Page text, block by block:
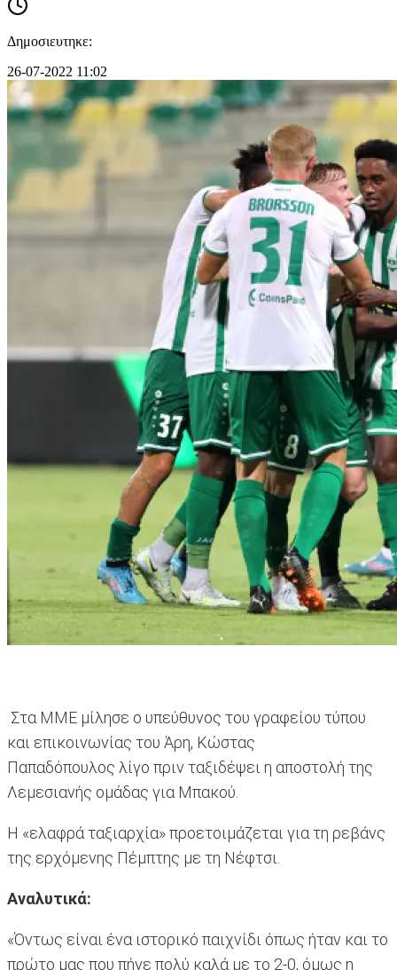
Δημοσιευτηκε:
26-07-2022 11:02
Στα ΜΜΕ μίλησε ο υπεύθυνος του γραφείου τύπου
και επικοινωνίας του Άρη, Κώστας
Παπαδόπουλος λίγο πριν ταξιδέψει η αποστολή της
Λεμεσιανής ομάδας για Μπακού.
Η «ελαφρά ταξιαρχία» προετοιμάζεται για τη ρεβάνς
της ερχόμενης Πέμπτης με τη Νέφτσι.
Αναλυτικά:
«Όντως είναι ένα ιστορικό παιχνίδι όπως ήταν και το
πρώτο μας που πήγε πολύ καλά με το 2-0, όμως η